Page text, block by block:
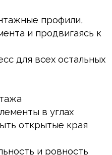
профили,
и продвигаясь к
для всех остальных
в углах
открытые края
и ровность